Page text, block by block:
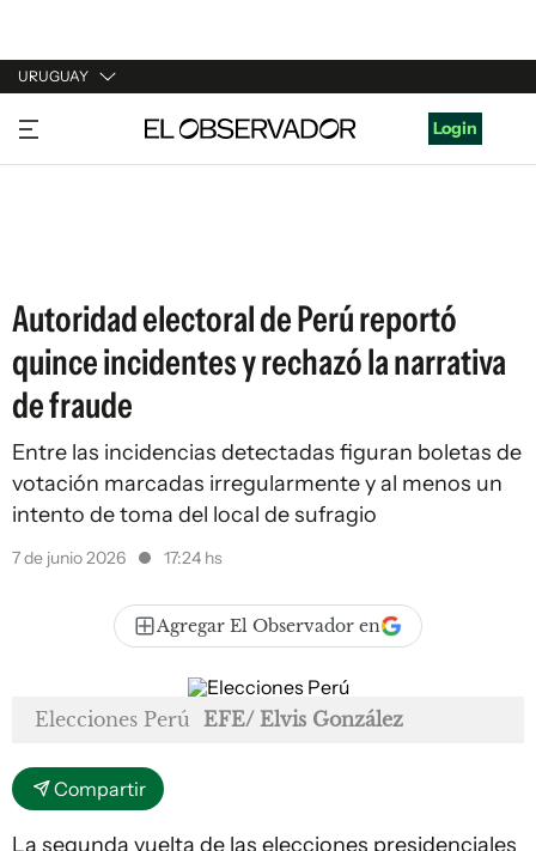
URUGUAY
URUGUAY
ARGENTINA
Login
Autoridad electoral de Perú reportó
quince incidentes y rechazó la narrativa
de fraude
Entre las incidencias detectadas figuran boletas de
votación marcadas irregularmente y al menos un
intento de toma del local de sufragio
7 de junio 2026 17:24 hs
Agregar El Observador en
Elecciones Perú EFE/ Elvis González
Compartir
La segunda vuelta de las elecciones presidenciales